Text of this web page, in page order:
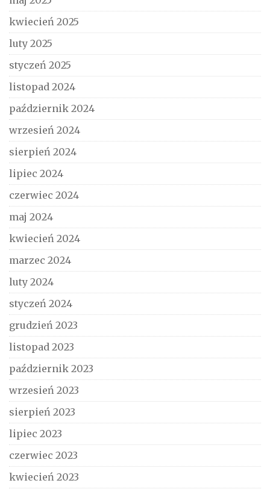
kwiecień 2025
luty 2025
styczeń 2025
listopad 2024
październik 2024
wrzesień 2024
sierpień 2024
lipiec 2024
czerwiec 2024
maj 2024
kwiecień 2024
marzec 2024
luty 2024
styczeń 2024
grudzień 2023
listopad 2023
październik 2023
wrzesień 2023
sierpień 2023
lipiec 2023
czerwiec 2023
kwiecień 2023